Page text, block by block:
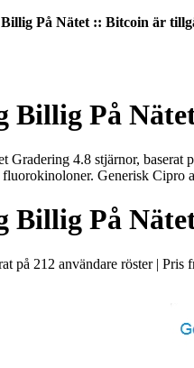
På Nätet :: Bitcoin är
Billig På
Gradering 4.8 stjärnor,
fluorokinoloner. Generisk
Billig På
på 212 användare röster| Pris